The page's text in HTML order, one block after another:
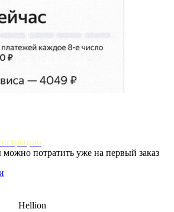
потратить уже на первый заказ
Hellion